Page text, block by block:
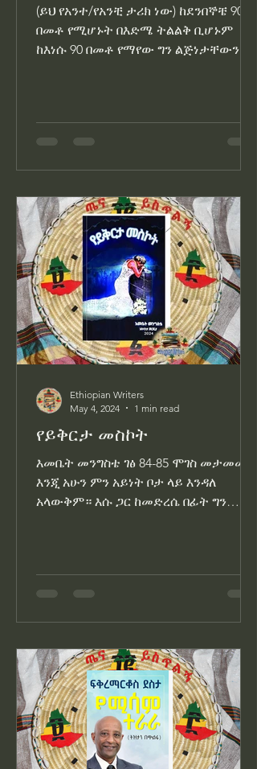
(ይህ የአንተ/የአንቺ ታሪክ ነው) ከደንበኞቼ 90
በመቶ የሚሆኑት በእድሜ ትልልቅ ቢሆኑም
ከእነሱ 90 በመቶ የማየው ግን ልጅነታቸውን
የይቅርታ መስኮት
እመቤት መንግስቴ ገፅ 84-85 ሞገስ መታመሙን
እንጂ አሁን ምን አይነት ቦታ ላይ እንዳለ
አላውቅም። እሱ ጋር ከመድረሴ በፊት ግን
Ethiopian Writers
May 4, 2024
1 min read